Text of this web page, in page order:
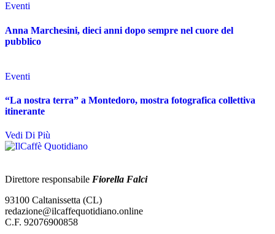
Eventi
Anna Marchesini, dieci anni dopo sempre nel cuore del
pubblico
Eventi
“La nostra terra” a Montedoro, mostra fotografica collettiva
itinerante
Vedi Di Più
Direttore responsabile Fiorella Falci
93100 Caltanissetta (CL)
redazione@ilcaffequotidiano.online
C.F. 92076900858